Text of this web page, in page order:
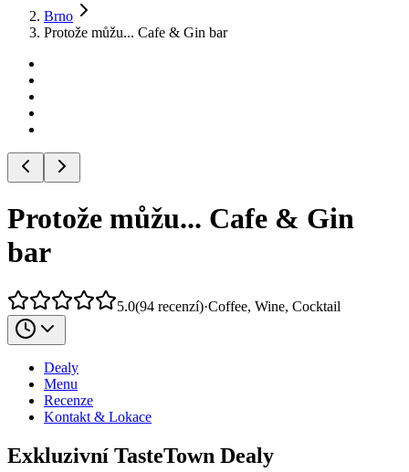
Brno
Protože můžu... Cafe & Gin bar
Protože můžu... Cafe & Gin
bar
5.0(94 recenzí)·Coffee, Wine, Cocktail
Dealy
Menu
Recenze
Kontakt & Lokace
Exkluzivní TasteTown Dealy